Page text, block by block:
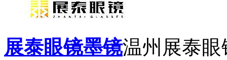
展泰眼镜墨镜温州展泰